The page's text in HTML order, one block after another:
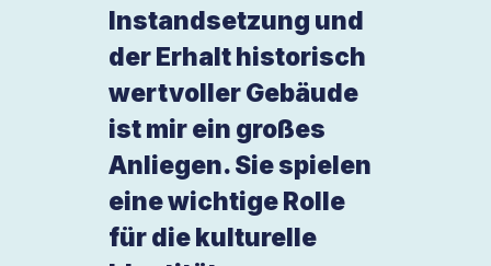
Instandsetzung und
der Erhalt historisch
wertvoller Gebäude
ist mir ein großes
Anliegen. Sie spielen
eine wichtige Rolle
für die kulturelle